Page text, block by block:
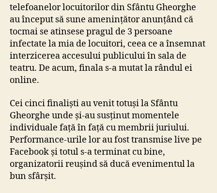
telefoanelor locuitorilor din Sfântu Gheorghe
au început să sune amenințător anunțând că
tocmai se atinsese pragul de 3 persoane
infectate la mia de locuitori, ceea ce a însemnat
interzicerea accesului publicului în sala de
teatru. De acum, finala s-a mutat la rândul ei
online.
Cei cinci finaliști au venit totuși la Sfântu
Gheorghe unde și-au susținut momentele
individuale față în față cu membrii juriului.
Performance-urile lor au fost transmise live pe
Facebook și totul s-a terminat cu bine,
organizatorii reușind să ducă evenimentul la
bun sfârșit.